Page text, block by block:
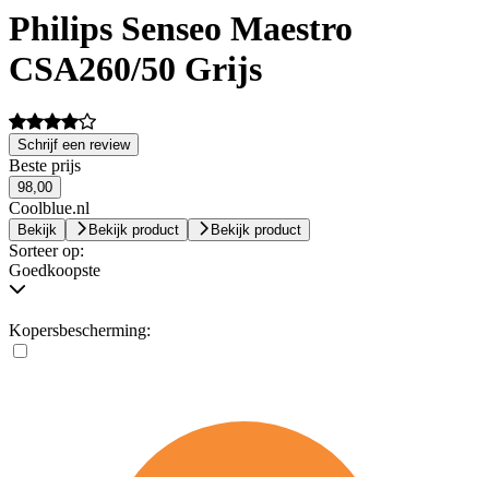
Philips Senseo Maestro
CSA260/50 Grijs
Schrijf een review
Beste prijs
98,00
Coolblue.nl
Bekijk Bekijk product Bekijk product
Sorteer op:
Goedkoopste
Kopersbescherming: